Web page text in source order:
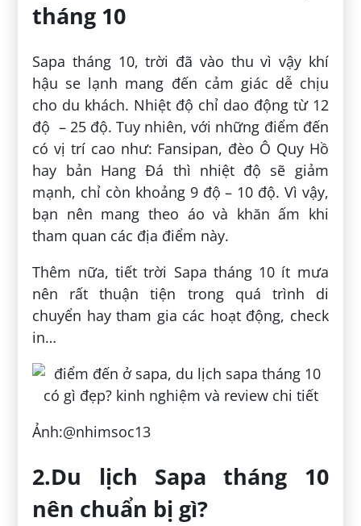
tháng 10
Sapa tháng 10, trời đã vào thu vì vậy khí
hậu se lạnh mang đến cảm giác dễ chịu
cho du khách. Nhiệt độ chỉ dao động từ 12
độ – 25 độ. Tuy nhiên, với những điểm đến
có vị trí cao như: Fansipan, đèo Ô Quy Hồ
hay bản Hang Đá thì nhiệt độ sẽ giảm
mạnh, chỉ còn khoảng 9 độ – 10 độ. Vì vậy,
bạn nên mang theo áo và khăn ấm khi
tham quan các địa điểm này.
Thêm nữa, tiết trời Sapa tháng 10 ít mưa
nên rất thuận tiện trong quá trình di
chuyển hay tham gia các hoạt động, check
in…
Ảnh:@nhimsoc13
2.Du lịch Sapa tháng 10
nên chuẩn bị gì?